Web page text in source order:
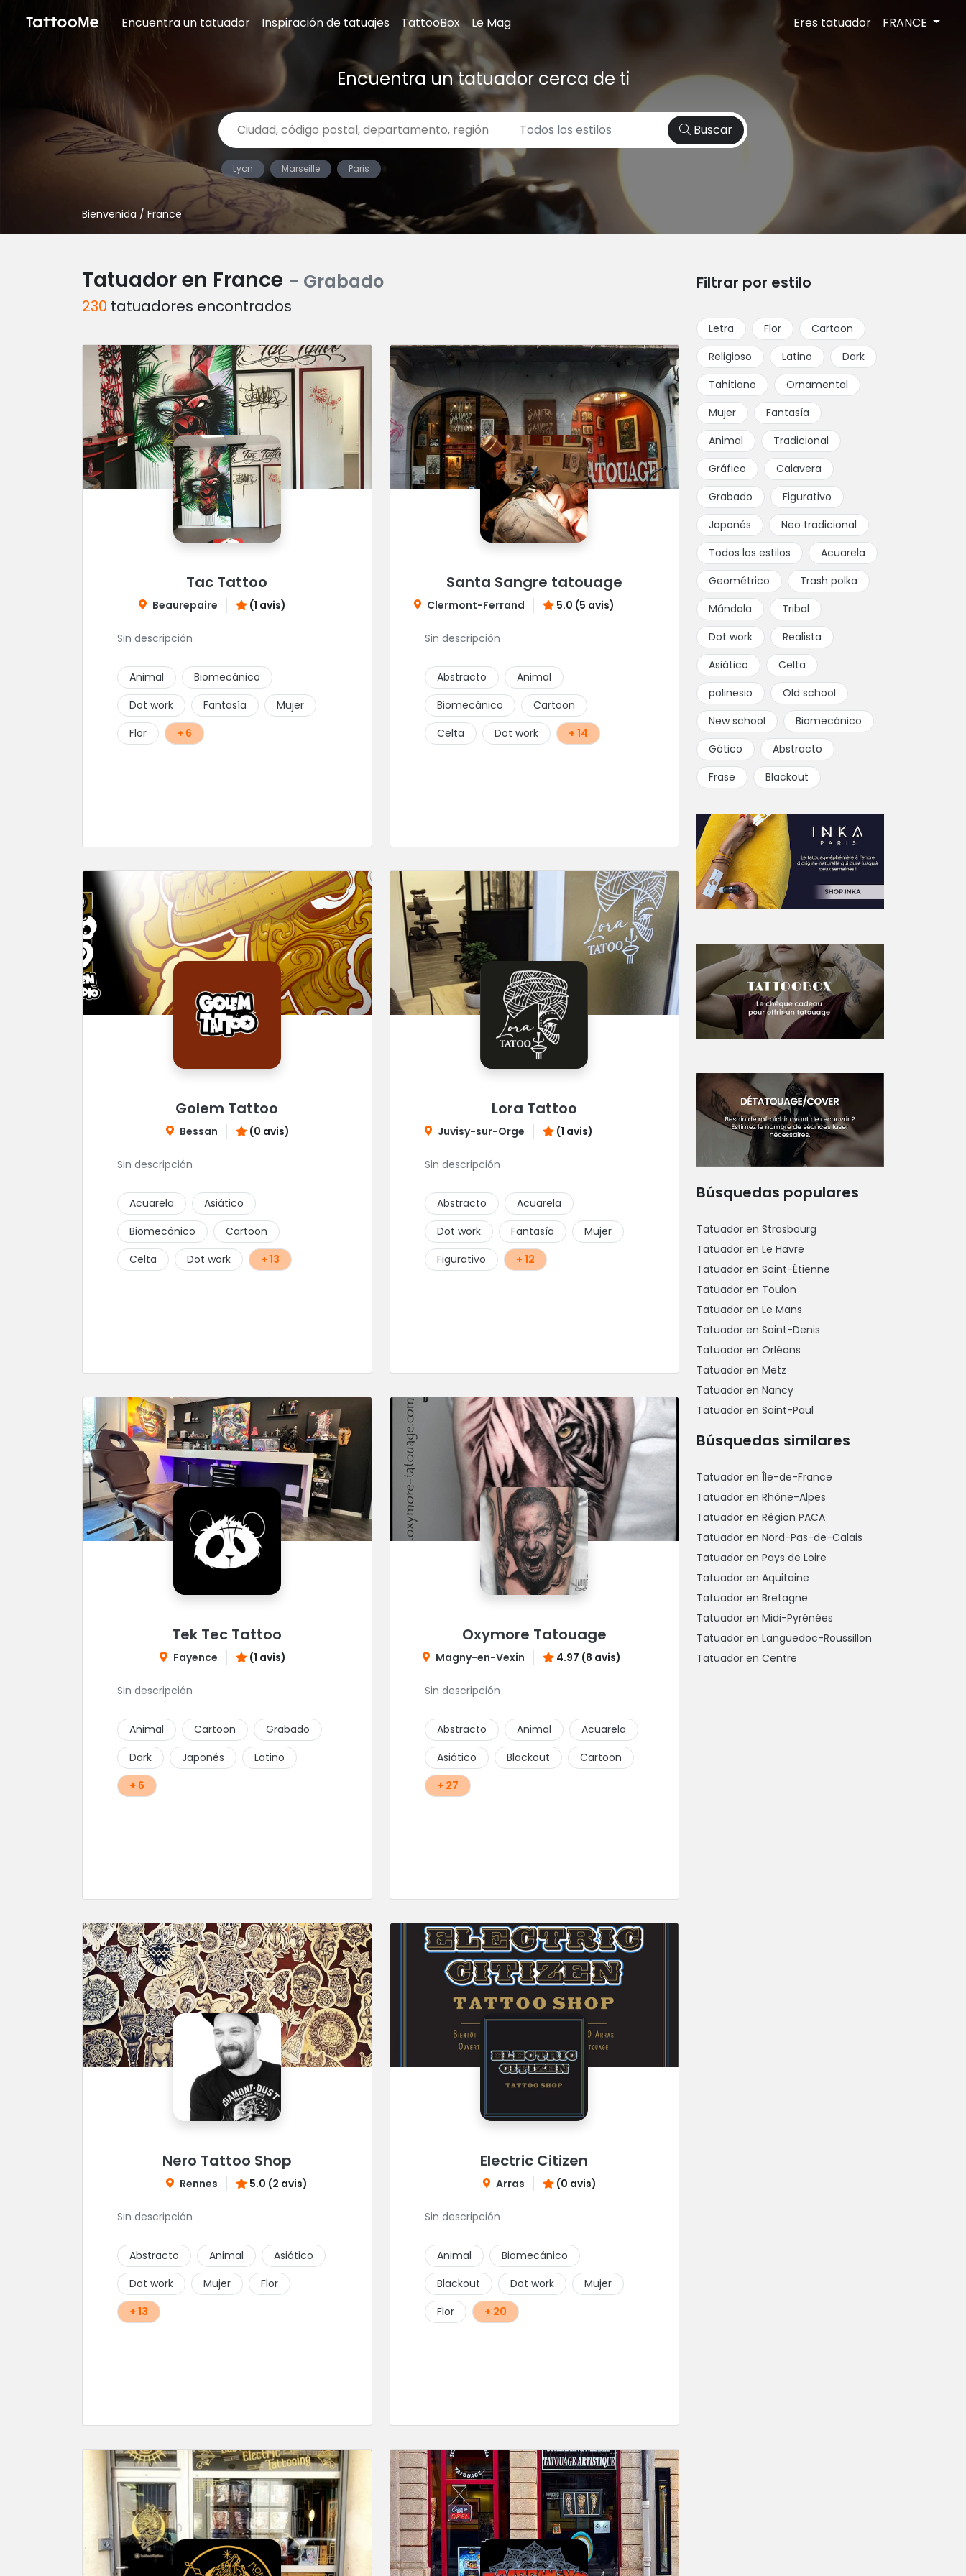
Encuentra un tatuador Inspiración de tatuajes TattooBox Le Mag Eres tatuador FRANCE
Encuentra un tatuador cerca de ti
Buscar
Lyon Marseille Paris
Bienvenida / France
Tatuador en France - Grabado
230 tatuadores encontrados
Tac Tattoo
Beaurepaire (1 avis)
Sin descripción
Animal
Biomecánico
Dot work
Fantasía
Mujer
Flor
+ 6
Santa Sangre tatouage
Clermont-Ferrand 5.0 (5 avis)
Sin descripción
Abstracto
Animal
Biomecánico
Cartoon
Celta
Dot work + 14
Golem Tattoo
Bessan (0 avis)
Sin descripción
Acuarela
Asiático
Biomecánico
Cartoon
Celta
Dot work + 13
Lora Tattoo
Juvisy-sur-Orge (1 avis)
Sin descripción
Abstracto
Acuarela
Dot work
Fantasía
Mujer
Figurativo
+ 12
Tek Tec Tattoo
Fayence (1 avis)
Sin descripción
Animal Cartoon
Grabado
Dark
Japonés
Latino
+ 6
Oxymore Tatouage
Magny-en-Vexin 4.97 (8 avis)
Sin descripción
Abstracto Animal
Acuarela
Asiático
Blackout
Cartoon
+ 27
Nero Tattoo Shop
Rennes 5.0 (2 avis)
Sin descripción
Abstracto Animal
Asiático
Dot work
Mujer
Flor
+ 13
Electric Citizen
Arras (0 avis)
Sin descripción
Animal
Biomecánico
Blackout
Dot work
Mujer
Flor
+ 20
Filtrar por estilo
Letra Flor
Cartoon
Religioso
Latino
Dark
Tahitiano
Ornamental
Mujer
Fantasía
Animal
Tradicional
Gráfico
Calavera
Grabado
Figurativo
Japonés
Neo tradicional
Todos los estilos
Acuarela
Geométrico
Trash polka
Mándala
Tribal
Dot work
Realista
Asiático
Celta
polinesio
Old school
New school
Biomecánico
Gótico
Abstracto
Frase
Blackout
Búsquedas populares
Tatuador en Strasbourg
Tatuador en Le Havre
Tatuador en Saint-Étienne
Tatuador en Toulon
Tatuador en Le Mans
Tatuador en Saint-Denis
Tatuador en Orléans
Tatuador en Metz
Tatuador en Nancy
Tatuador en Saint-Paul
Búsquedas similares
Tatuador en Île-de-France
Tatuador en Rhône-Alpes
Tatuador en Région PACA
Tatuador en Nord-Pas-de-Calais
Tatuador en Pays de Loire
Tatuador en Aquitaine
Tatuador en Bretagne
Tatuador en Midi-Pyrénées
Tatuador en Languedoc-Roussillon
Tatuador en Centre